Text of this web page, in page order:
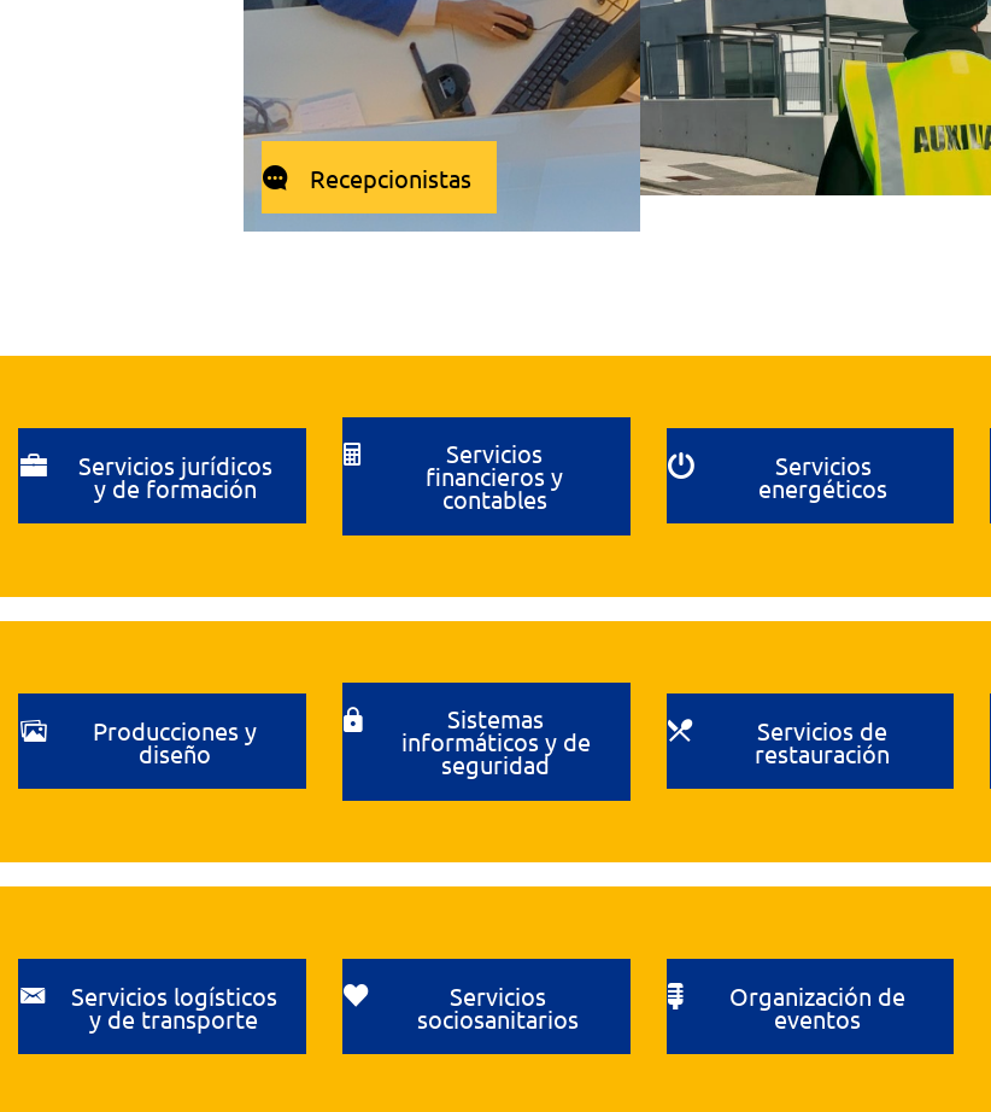
Recepcionistas
Servicios jurídicos
y de formación
Servicios
financieros y
contables
Servicios
energéticos
Producciones y
diseño
Sistemas
informáticos y de
seguridad
Servicios de
restauración
Servicios logísticos
y de transporte
Servicios
sociosanitarios
Organización de
eventos